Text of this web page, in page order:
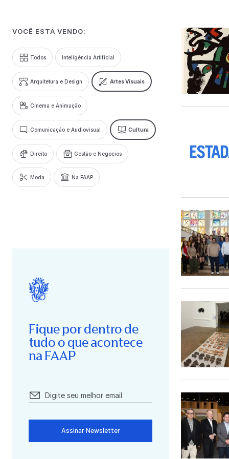
VOCÊ ESTÁ VENDO:
Todos Inteligência Artificial
Arquitetura e Design Artes Visuais
Cinema e Animação
Comunicação e Audiovisual Cultura
Direito Gestão e Negócios
Moda Na FAAP
Fique por dentro de
tudo o que acontece
na FAAP
Assinar Newsletter